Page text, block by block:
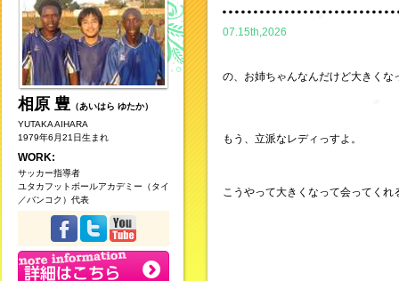
相原 豊 （あいはら ゆたか）
YUTAKA AIHARA
1979年6月21日生まれ
WORK:
サッカー指導者
ユタカフットボールアカデミー（タイ
／バンコク）代表
07.15th,2026
の、お姉ちゃんなんだけど大きくな
もう、立派なレディっすよ。
こうやって大きくなって会ってく